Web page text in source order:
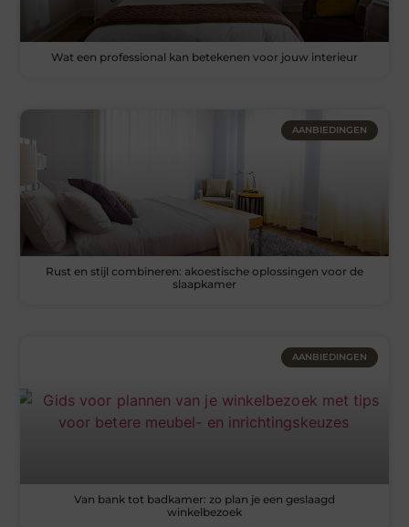
Wat een professional kan betekenen voor jouw interieur
AANBIEDINGEN
Rust en stijl combineren: akoestische oplossingen voor de
slaapkamer
AANBIEDINGEN
Van bank tot badkamer: zo plan je een geslaagd
winkelbezoek